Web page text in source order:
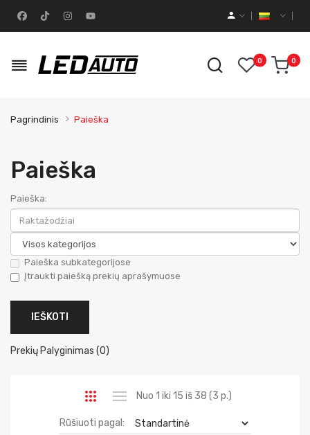
0 0
Pagrindinis Paieška
Paieška
Paieška:
Paieška subkategorijose
Įtraukti paiešką prekių aprašymuose
Prekių Palyginimas (0)
Nuo 1 iki 15 iš 38 (3 p.)
Rūšiuoti pagal: